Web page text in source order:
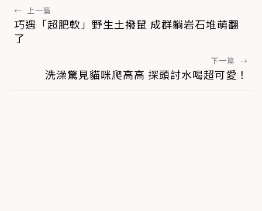
← 上一篇
巧遇「超肥軟」野生土撥鼠 成群躺岩石堆萌翻
了
下一篇 →
洗澡驚見貓咪爬高高 探頭討水喝超可愛！